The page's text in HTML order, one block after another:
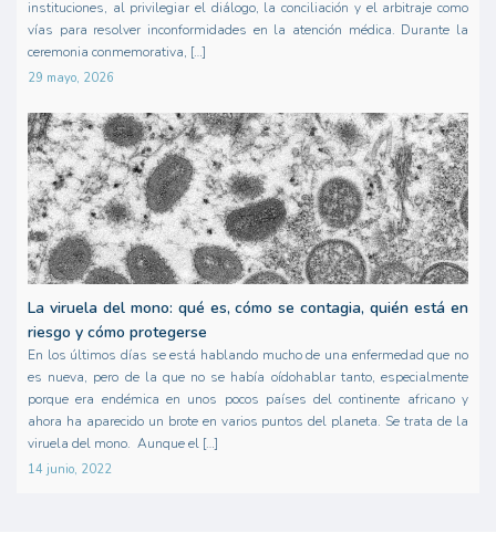
instituciones, al privilegiar el diálogo, la conciliación y el arbitraje como
vías para resolver inconformidades en la atención médica. Durante la
ceremonia conmemorativa, […]
29 mayo, 2026
La viruela del mono: qué es, cómo se contagia, quién está en
riesgo y cómo protegerse
En los últimos días se está hablando mucho de una enfermedad que no
es nueva, pero de la que no se había oídohablar tanto, especialmente
porque era endémica en unos pocos países del continente africano y
ahora ha aparecido un brote en varios puntos del planeta. Se trata de la
viruela del mono. Aunque el […]
14 junio, 2022